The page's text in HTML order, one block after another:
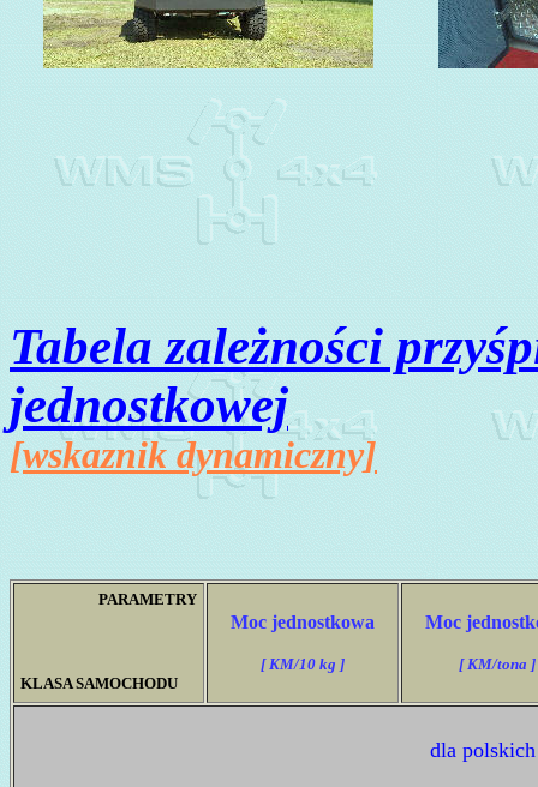
Tabela zależności
jednostkowej
[wskaznik dynamiczny]
PARAMETRY
KLASA SAMOCHODU
Moc jednostkowa
[ KM/10 kg ]
Moc
[ KM/tona ]
dla